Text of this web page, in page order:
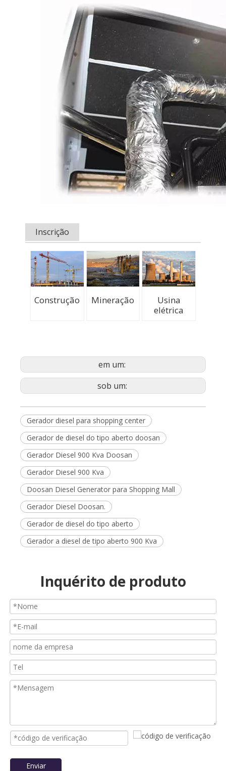
Inscrição
Construção Mineração
Usina
elétrica
em um:
sob um:
Gerador diesel para shopping center
Gerador de diesel do tipo aberto doosan
Gerador Diesel 900 Kva Doosan
Gerador Diesel 900 Kva
Doosan Diesel Generator para Shopping Mall
Gerador Diesel Doosan.
Gerador de diesel do tipo aberto
Gerador a diesel de tipo aberto 900 Kva
Inquérito de produto
Enviar